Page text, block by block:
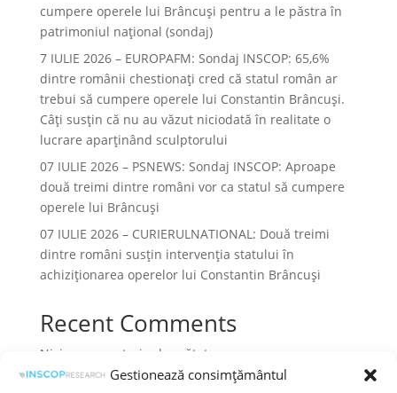
Gestionează consimțământul
cumpere operele lui Brâncuși pentru a le păstra în
patrimoniul național (sondaj)
7 IULIE 2026 – EUROPAFM: Sondaj INSCOP: 65,6%
dintre românii chestionați cred că statul român ar
trebui să cumpere operele lui Constantin Brâncuși.
Câți susțin că nu au văzut niciodată în realitate o
lucrare aparținând sculptorului
07 IULIE 2026 – PSNEWS: Sondaj INSCOP: Aproape
două treimi dintre români vor ca statul să cumpere
operele lui Brâncuși
07 IULIE 2026 – CURIERULNATIONAL: Două treimi
dintre români susțin intervenția statului în
achiziționarea operelor lui Constantin Brâncuși
Recent Comments
Niciun comentariu de arătat.